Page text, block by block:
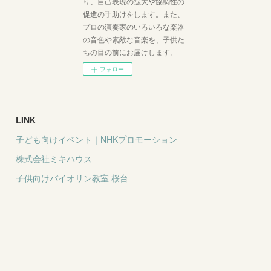
促進の手助けをします。また、
プロの演奏家のいろいろな楽器
の音色や素敵な音楽を、子供た
ちの目の前にお届けします。
フォロー
LINK
子ども向けイベント｜NHKプロモーション
株式会社ミキハウス
子供向けバイオリン教室 桜台